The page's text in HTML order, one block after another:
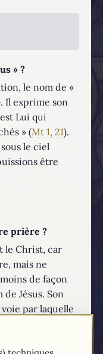
» ?
le nom de «
Il exprime son
Lui qui
» (Mt 1, 21).
le ciel
être
prière ?
le Christ, car
mais ne
de façon
Jésus. Son
par laquelle
liturgiques